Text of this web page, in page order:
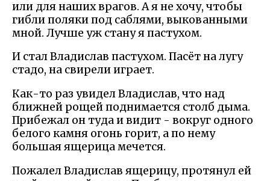
или для наших врагов. А я не хочу, чтобы
гибли поляки под саблями, выкованными
мной. Лучше уж стану я пастухом.
И стал Владислав пастухом. Пасёт на лугу
стадо, на свирели играет.
Как-то раз увидел Владислав, что над
ближней рощей поднимается столб дыма.
Прибежал он туда и видит - вокруг одного
белого камня огонь горит, а по нему
большая ящерица мечется.
Пожалел Владислав ящерицу, протянул ей